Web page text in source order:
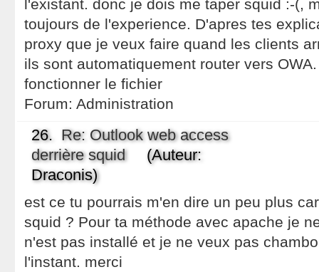
l'existant. donc je dois me taper squid :-(,
toujours de l'experience. D'apres tes
proxy que je veux faire quand les clients
ils sont automatiquement router vers
fonctionner le fichier
Forum: Administration
26. Re: Outlook web access
derrière squid(Auteur:
Draconis)
est ce tu pourrais m'en dire un peu plus
squid ? Pour ta méthode avec apache je
n'est pas installé et je ne veux pas
l'instant. merci